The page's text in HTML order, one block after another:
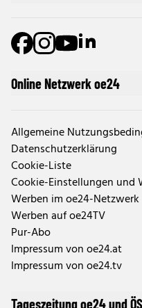
Online Netzwerk oe24
Allgemeine
Datenschutzerklärung
Cookie-Liste
Cookie-Einstellungen und
Werben im oe24-Netzwerk
Werben auf oe24TV
Pur-Abo
Impressum von oe24.at
Impressum von oe24.tv
Tageszeitung oe24 und